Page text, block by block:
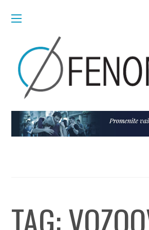
TAG: